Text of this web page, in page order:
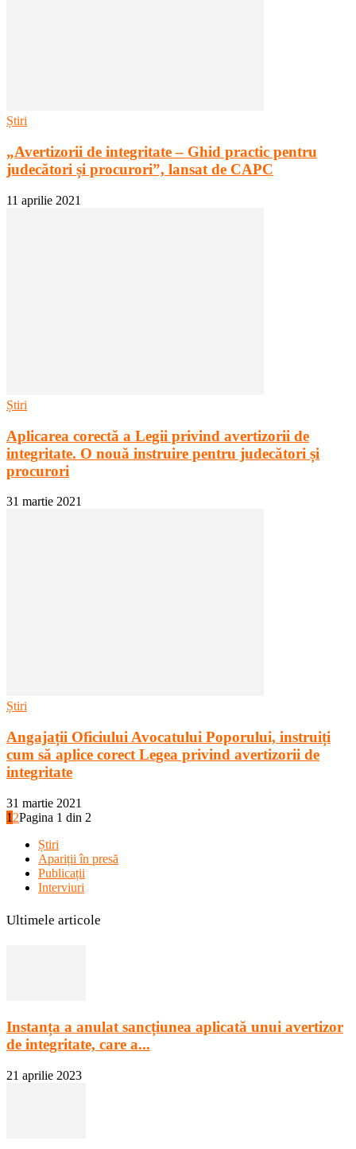
Știri
„Avertizorii de integritate – Ghid practic pentru
judecători și procurori”, lansat de CAPC
11 aprilie 2021
Știri
Aplicarea corectă a Legii privind avertizorii de
integritate. O nouă instruire pentru judecători și
procurori
31 martie 2021
Știri
Angajații Oficiului Avocatului Poporului, instruiți
cum să aplice corect Legea privind avertizorii de
integritate
31 martie 2021
1 2Pagina 1 din 2
Știri
Apariții în presă
Publicații
Interviuri
Ultimele articole
Instanța a anulat sancțiunea aplicată unui avertizor
de integritate, care a...
21 aprilie 2023